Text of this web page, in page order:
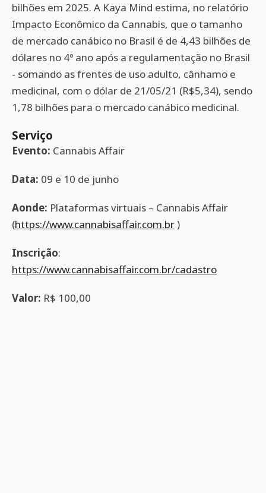
bilhões em 2025. A Kaya Mind estima, no relatório
Impacto Econômico da Cannabis, que o tamanho
de mercado canábico no Brasil é de 4,43 bilhões de
dólares no 4º ano após a regulamentação no Brasil
- somando as frentes de uso adulto, cânhamo e
medicinal, com o dólar de 21/05/21 (R$5,34), sendo
1,78 bilhões para o mercado canábico medicinal.
Serviço
Evento: Cannabis Affair
Data: 09 e 10 de junho
Aonde: Plataformas virtuais – Cannabis Affair
(https://www.cannabisaffair.com.br )
Inscrição:
https://www.cannabisaffair.com.br/cadastro
Valor: R$ 100,00